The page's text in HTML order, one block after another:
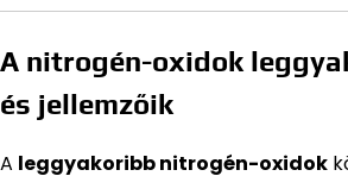
A nitrogén-oxidok
és jellemzőik
A leggyakoribb nitrogén-oxidok